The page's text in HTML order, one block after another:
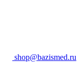
shop@bazismed.ru